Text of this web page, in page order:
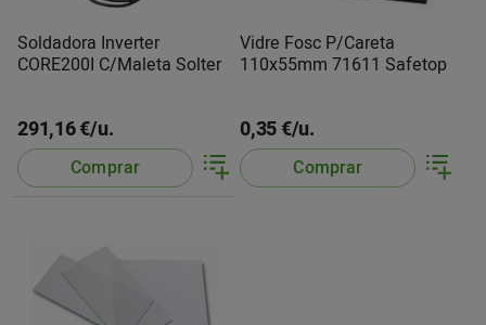
Soldadora Inverter
CORE200I C/Maleta Solter
291,16 €/u.
Comprar
Vidre Fosc P/Careta
110x55mm 71611 Safetop
0,35 €/u.
Comprar